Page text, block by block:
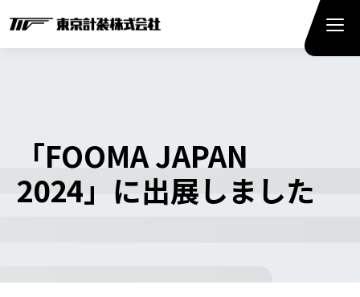
「FOOMA JAPAN
2024」に出展しました